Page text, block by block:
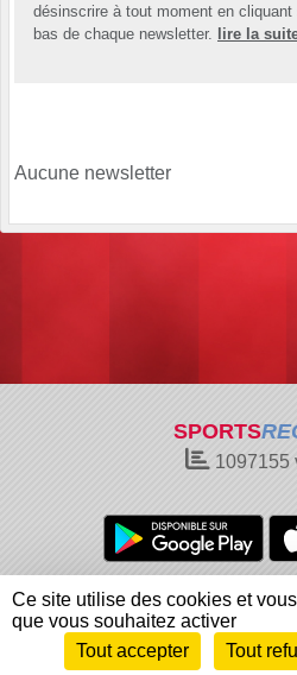
désinscrire à tout moment en
bas de chaque newsletter.
lire la
Aucune newsletter
SPORTS
1097155
Charte cookies
Informations légales
Signaler
Envie de participer ?
Ce site utilise des cookies et
que vous souhaitez activer
Tout accepter
Tout